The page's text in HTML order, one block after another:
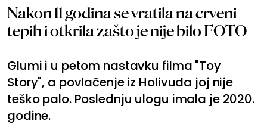
Nakon 11 godina se vratila na crveni
tepih i otkrila zašto je nije bilo FOTO
Glumi i u petom nastavku filma "Toy
Story", a povlačenje iz Holivuda joj nije
teško palo. Poslednju ulogu imala je 2020.
godine.